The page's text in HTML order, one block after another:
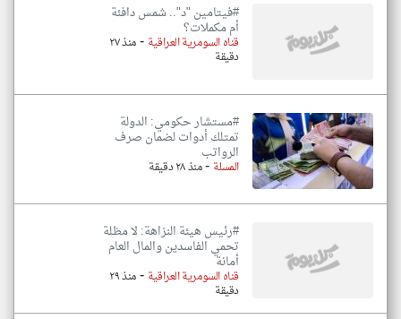
#فيتامين "د".. شمس دافئة
أم مكملات؟
قناه السومرية العراقية - منذ ٢٧
دقيقة
#مستشار حكومي: الدولة
تمتلك أدوات لضمان صرف
الرواتب
المسلة -منذ ٢٨ دقيقة
#رئيس هيئة النزاهة: لا مظلة
تحمي الفاسدين والمال العام
أمانة
قناه السومرية العراقية - منذ ٢٩
دقيقة